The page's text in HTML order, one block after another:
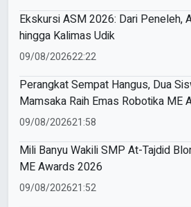
Ekskursi ASM 2026: Dari Peneleh,
hingga Kalimas Udik
09/08/202622:22
Perangkat Sempat Hangus, Dua
Mamsaka Raih Emas Robotika ME
2026
09/08/202621:58
Mili Banyu Wakili SMP At-Tajdid
ME Awards 2026
09/08/202621:52